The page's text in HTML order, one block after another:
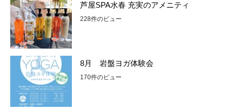
芦屋SPA水春 充実のアメニティ
228件のビュー
8月 岩盤ヨガ体験会
170件のビュー